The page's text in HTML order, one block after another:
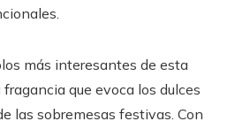
más interesantes de esta
que evoca los dulces
las sobremesas festivas. Con